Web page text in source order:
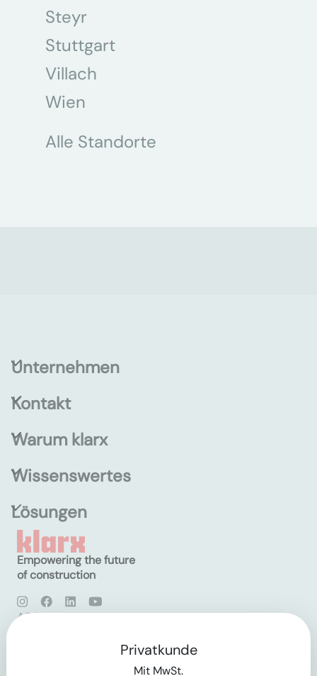
Steyr
Stuttgart
Villach
Wien
Alle Standorte
Unternehmen
Kontakt
Warum klarx
Wissenswertes
Lösungen
Empowering the future
of construction
AGB
Privatkunde
Mit MwSt.